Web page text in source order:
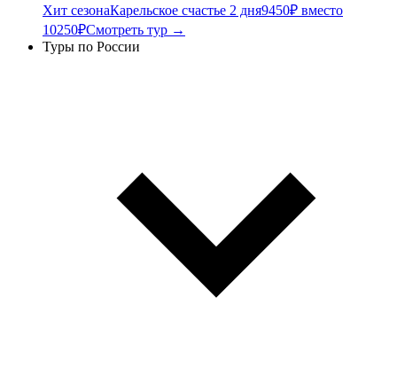
Хит сезонаКарельское счастье 2 дня9450₽ вместо
10250₽Смотреть тур →
Туры по России